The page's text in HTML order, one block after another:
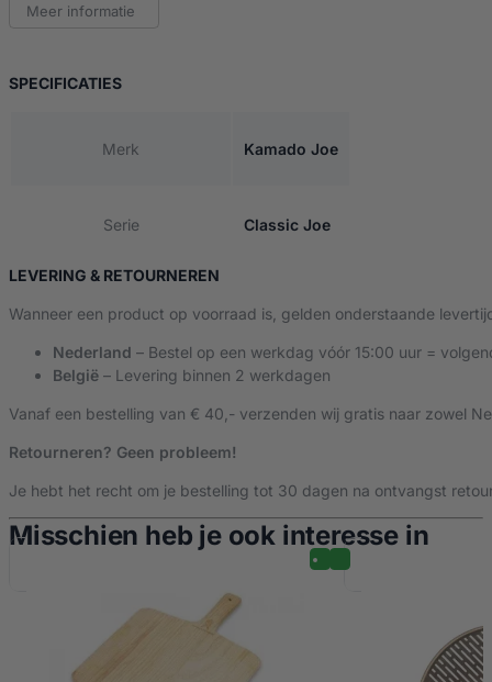
Massief en extreem stabiel onderstel
Uitgerust met vier zwenkwielen, waarvan twee met rem,
Praktische onderplaat
Gepoedercoat staal dat bestand is tegen weer en wind.
Kamado Joe Classic 2
Montage
Wordt geleverd als los onderstel
Je lift je huidige Classic 1/2 eenvoudig in het nieuwe frame
Past zonder aanpassingen of extra onderdelen
Voor wie is dit ideaal?
Je hebt een Classic 1 of 2 met het oudere, eenvoudige frame
Je wilt een stabielere basis en een modernere uitstraling
Je verplaatst je kamado regelmatig (onder een
Je wilt upgraden zonder de kosten van een compleet
Enkele stuks op voorraad. Voeg ‘m direct toe aan je winkelmand
Meer informatie
SPECIFICATIESVAN KAMADO JOE CLASSIC 3 ONDERSTEL
Merk Kamado Joe
Serie Classic Joe
LEVERING & RETOURNEREN
Wanneer een product op voorraad is, gelden onderstaande
Nederland – Bestel op een werkdag vóór 15:00 uur =
België – Levering binnen 2 werkdagen
Vanaf een bestelling van € 40,- verzenden wij gratis naar zowel
Retourneren? Geen probleem!
Je hebt het recht om je bestelling tot 30 dagen na ontvangst
Misschien heb je ook interesse in